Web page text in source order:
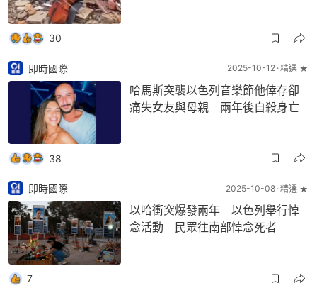
30
即時國際 2025-10-12 精選 ★
哈馬斯突襲以色列音樂節他倖存卻
痛失女友與母親 兩年後自殺身亡
38
即時國際 2025-10-08 精選 ★
以哈衝突爆發兩年 以色列舉行悼
念活動 民眾往南部悼念死者
7